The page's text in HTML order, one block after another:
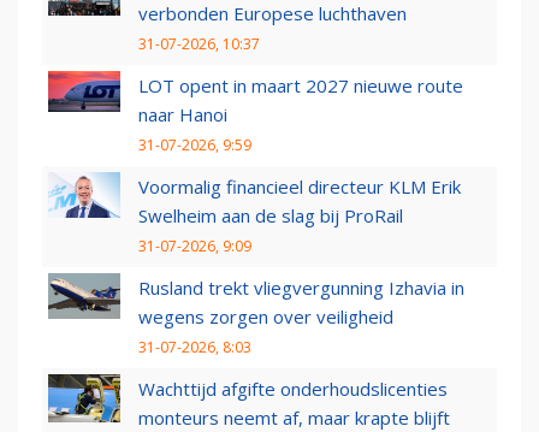
verbonden Europese luchthaven
31-07-2026, 10:37
LOT opent in maart 2027 nieuwe route
naar Hanoi
31-07-2026, 9:59
Voormalig financieel directeur KLM Erik
Swelheim aan de slag bij ProRail
31-07-2026, 9:09
Rusland trekt vliegvergunning Izhavia in
wegens zorgen over veiligheid
31-07-2026, 8:03
Wachttijd afgifte onderhoudslicenties
monteurs neemt af, maar krapte blijft